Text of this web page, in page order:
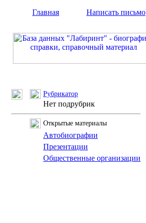
Главная Написать письмо
Рубрикатор
Нет подрубрик
Открытые материалы
Автобиографии
Презентации
Общественные организации